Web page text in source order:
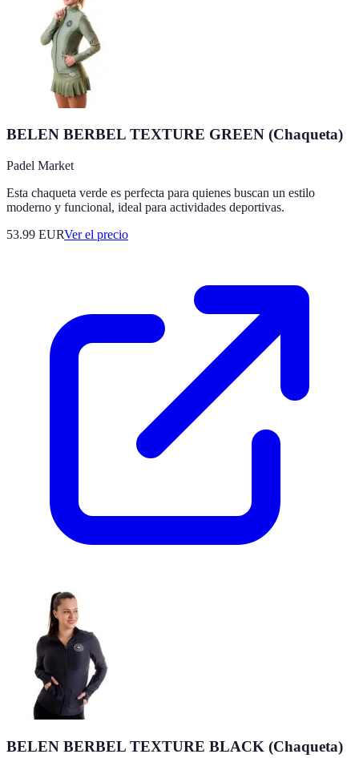
BELEN BERBEL TEXTURE GREEN (Chaqueta)
Padel Market
Esta chaqueta verde es perfecta para quienes buscan un estilo
moderno y funcional, ideal para actividades deportivas.
53.99 EURVer el precio
BELEN BERBEL TEXTURE BLACK (Chaqueta)